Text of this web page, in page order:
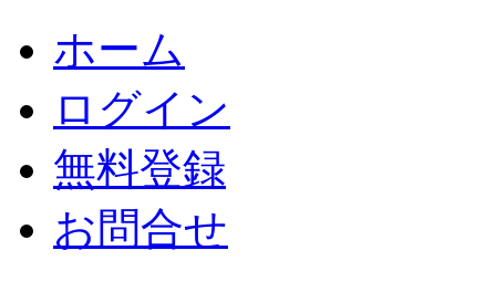
ホーム
ログイン
無料登録
お問合せ